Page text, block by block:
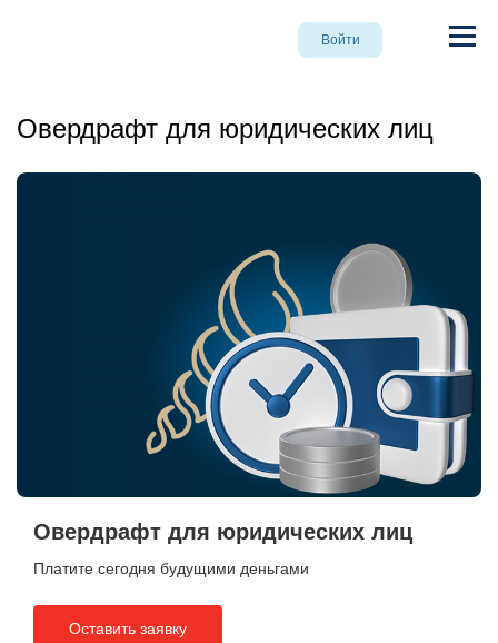
Войти
Овердрафт для юридических лиц
Овердрафт для юридических лиц
Платите сегодня будущими деньгами
Оставить заявку